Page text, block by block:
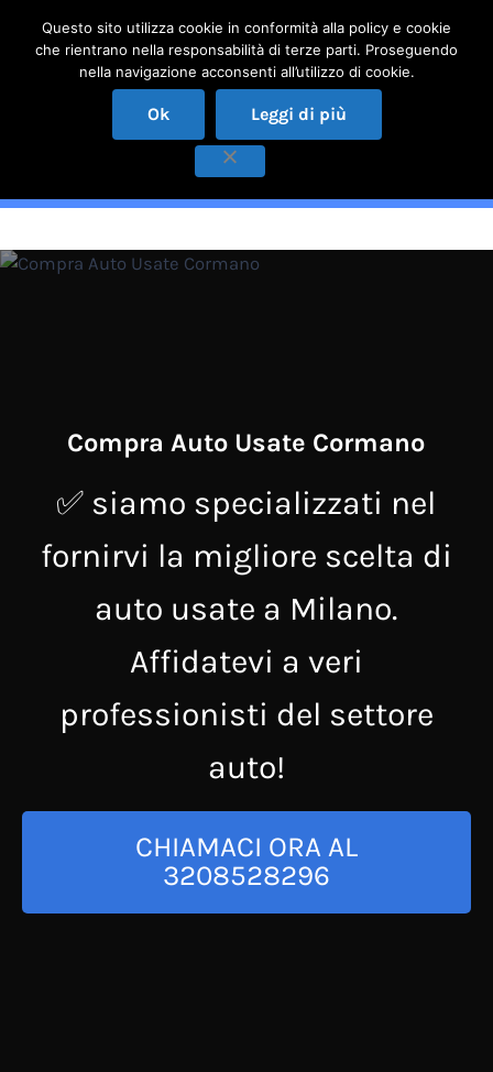
COMPRO AUTO USATE MILANO
✅ qualità ed esperienza al vostro servizio!
Menu
Compra Auto Usate
Cormano
Compra Auto Usate Cormano
✅ siamo specializzati nel
fornirvi la migliore scelta di
auto usate a Milano.
Affidatevi a veri
professionisti del settore
auto!
CHIAMACI ORA AL
3208528296
Questo sito utilizza cookie in conformità alla policy e cookie
che rientrano nella responsabilità di terze parti. Proseguendo
nella navigazione acconsenti all’utilizzo di cookie.
Ok Leggi di più